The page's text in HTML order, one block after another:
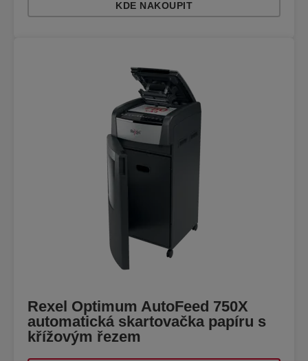
KDE NAKOUPIT
Rexel Optimum AutoFeed 750X
automatická skartovačka papíru s
křížovým řezem